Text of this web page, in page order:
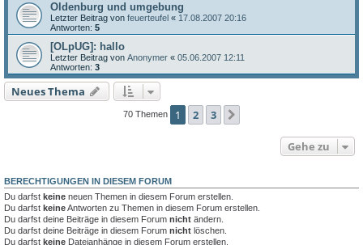
Oldenburg und umgebung
Letzter Beitrag von feuerteufel « 17.08.2007 20:16
Antworten: 5
[OLpUG]: hallo
Letzter Beitrag von Anonymer « 05.06.2007 12:11
Antworten: 3
Neues Thema
70 Themen 1 2 3
Gehe zu
BERECHTIGUNGEN IN DIESEM FORUM
Du darfst keine neuen Themen in diesem Forum erstellen.
Du darfst keineAntworten zu Themen in diesem Forum erstellen.
Du darfst deine Beiträge in diesem Forum nicht ändern.
Du darfst deine Beiträge in diesem Forum nicht löschen.
Du darfst keine Dateianhänge in diesem Forum erstellen.